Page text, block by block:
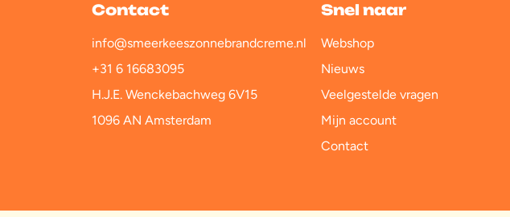
Contact
info@smeerkeeszonnebrandcreme.nl
+31 6 16683095
H.J.E. Wenckebachweg 6V15
1096 AN Amsterdam
Snel naar
Webshop
Nieuws
Veelgestelde vragen
Mijn account
Contact